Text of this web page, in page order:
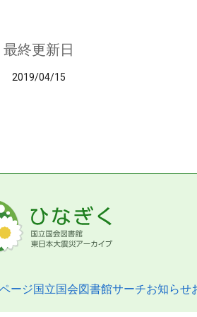
最終更新日
2019/04/15
ージ国立国会図書館サーチお知らせ